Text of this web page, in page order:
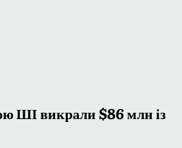
ШІ викрали $86 млн із